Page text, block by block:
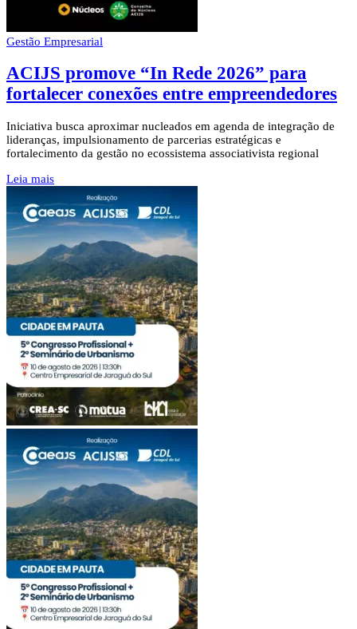
Gestão Empresarial
ACIJS promove “In Rede 2026” para
fortalecer conexões entre empreendedores
Iniciativa busca aproximar nucleados em agenda de integração de
lideranças, impulsionamento de parcerias estratégicas e
fortalecimento da gestão no ecossistema associativista regional
Leia mais